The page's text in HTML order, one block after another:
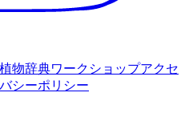
植物辞典ワークショップアクセ
シーポリシー